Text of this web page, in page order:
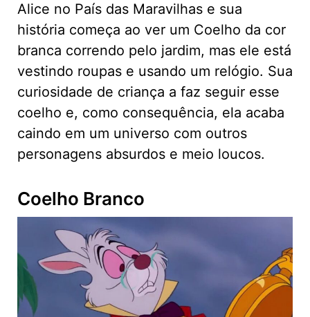
Alice no País das Maravilhas e sua
história começa ao ver um Coelho da cor
branca correndo pelo jardim, mas ele está
vestindo roupas e usando um relógio. Sua
curiosidade de criança a faz seguir esse
coelho e, como consequência, ela acaba
caindo em um universo com outros
personagens absurdos e meio loucos.
Coelho Branco